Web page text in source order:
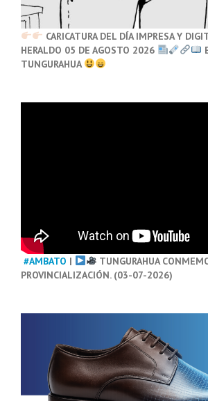
CARICATURA DEL DÍA IMPRESA Y
HERALDO 05 DE AGOSTO 2026
TUNGURAHUA
#AMBATO |
TUNGURAHUA
PROVINCIALIZACIÓN. (03-07-2026)